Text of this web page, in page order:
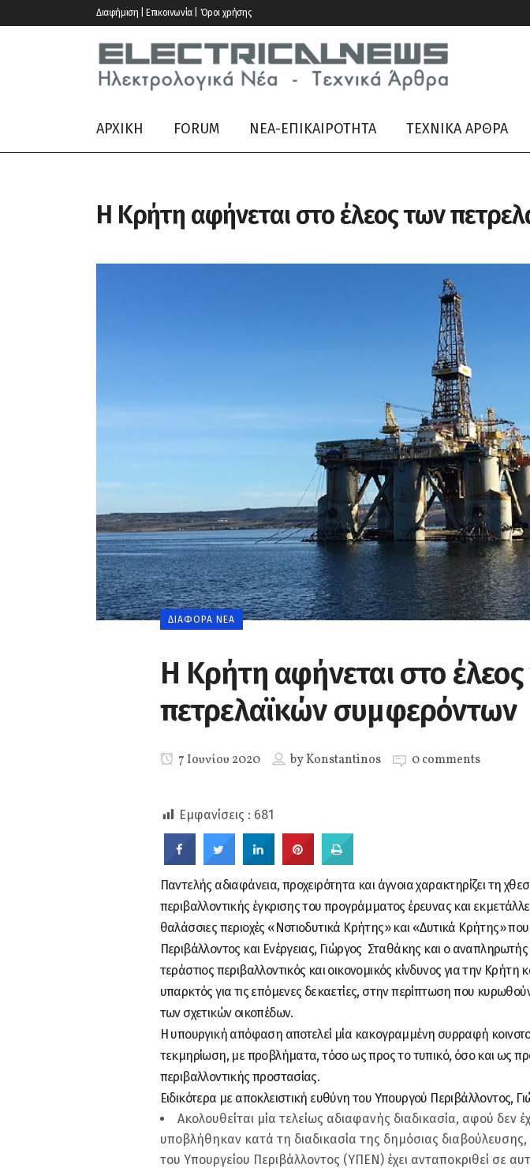
Διαφήμιση | Επικοινωνία | Όροι χρήσης
ΑΡΧΙΚΗ FORUM ΝΕΑ-ΕΠΙΚΑΙΡΟΤΗΤΑ ΤΕΧΝΙΚΑ ΑΡΘΡΑ
Η Κρήτη αφήνεται στο έλεος των
ΔΙΆΦΟΡΑ ΝΈΑ
Η Κρήτη αφήνεται στο
πετρελαϊκών συμφερόντων
7 Ιουνίου 2020 byKonstantinos 0 comments
Εμφανίσεις : 681
Παντελής αδιαφάνεια, προχειρότητα και άγνοια χαρακτηρίζει τη
περιβαλλοντικής έγκρισης του προγράμματος έρευνας και
θαλάσσιες περιοχές «Νοτιοδυτικά Κρήτης» και «Δυτικά Κρήτης»
Περιβάλλοντος και Ενέργειας, Γιώργος Σταθάκης και ο
τεράστιος περιβαλλοντικός και οικονομικός κίνδυνος για την
υπαρκτός για τις επόμενες δεκαετίες, στην περίπτωση που
των σχετικών οικοπέδων.
Η υπουργική απόφαση αποτελεί μία κακογραμμένη συρραφή
τεκμηρίωση, με προβλήματα, τόσο ως προς το τυπικό, όσο και ως
περιβαλλοντικής προστασίας.
Ειδικότερα με αποκλειστική ευθύνη του Υπουργού Περιβάλλοντος,
Ακολουθείται μία τελείως αδιαφανής διαδικασία, αφού δεν
υποβλήθηκαν κατά τη διαδικασία της δημόσιας
του Υπουργείου Περιβάλλοντος (ΥΠΕΝ) έχει ανταποκριθεί σε